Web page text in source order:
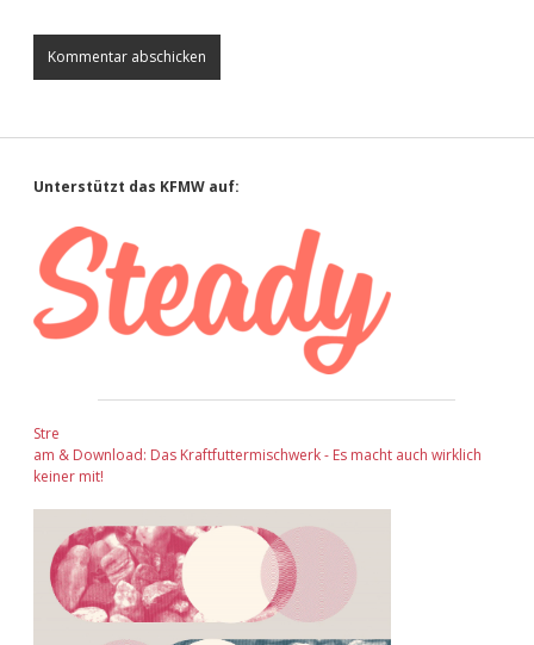
Sidebar
Unterstützt das KFMW auf:
Stre
am & Download: Das Kraftfuttermischwerk - Es macht auch wirklich
keiner mit!